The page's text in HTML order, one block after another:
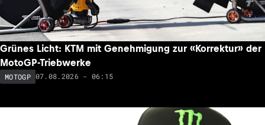
Grünes Licht: KTM mit Genehmigung zur «Korrektur» der
MotoGP-Triebwerke
MOTOGP 07.08.2026 - 06:15